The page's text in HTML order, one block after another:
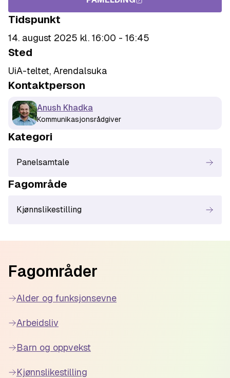
Tidspunkt
14. august 2025 kl. 16:00 - 16:45
Sted
UiA-teltet, Arendalsuka
Kontaktperson
Anush Khadka
Kommunikasjonsrådgiver
Kategori
Panelsamtale
Fagområde
Kjønnslikestilling
Fagområder
Alder og funksjonsevne
Arbeidsliv
Barn og oppvekst
Kjønnslikestilling